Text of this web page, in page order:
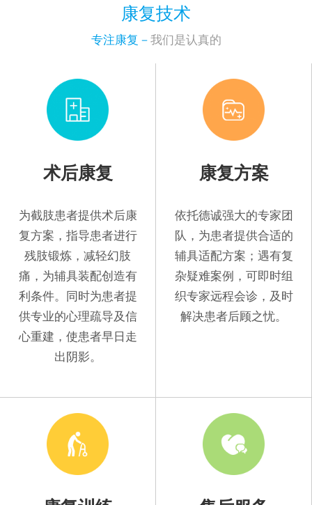
康复技术
专注康复－ 我们是认真的
术后康复
为截肢患者提供术后康
复方案，指导患者进行
残肢锻炼，减轻幻肢
痛，为辅具装配创造有
利条件。同时为患者提
供专业的心理疏导及信
心重建，使患者早日走
出阴影。
康复方案
依托德诚强大的专家团
队，为患者提供合适的
辅具适配方案；遇有复
杂疑难案例，可即时组
织专家远程会诊，及时
解决患者后顾之忧。